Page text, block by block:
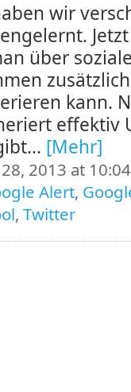
wir
über
kann.
effektiv
[Mehr]
2013 at 10:04
Alert,
, Twitter